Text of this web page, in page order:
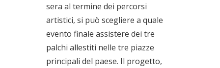
sera al termine dei percorsi
artistici, si può scegliere a quale
evento finale assistere dei tre
palchi allestiti nelle tre piazze
principali del paese. Il progetto,